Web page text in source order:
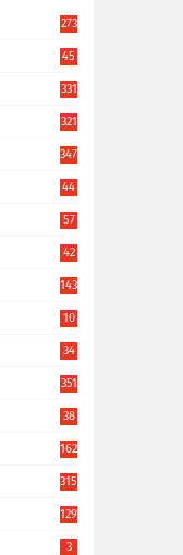
273
45
331
321
347
44
57
42
143
10
34
351
38
162
315
129
3